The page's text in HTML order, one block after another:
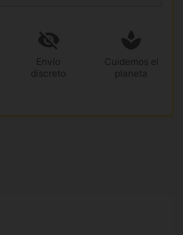
Envío
discreto
Cuidemos el
planeta